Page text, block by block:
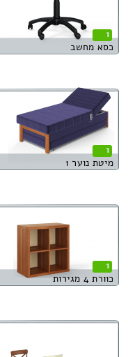
1
כסא מחשב
1
מיטת נוער 1
1
כוורת 4 מגירות